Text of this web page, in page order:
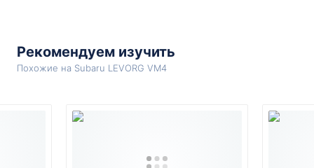
Рекомендуем изучить
Похожие на Subaru LEVORG VM4